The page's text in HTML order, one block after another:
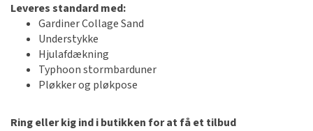
Leveres standard med:
Gardiner Collage Sand
Understykke
Hjulafdækning
Typhoon stormbarduner
Pløkker og pløkpose
Ring eller kig ind i butikken for at få et tilbud